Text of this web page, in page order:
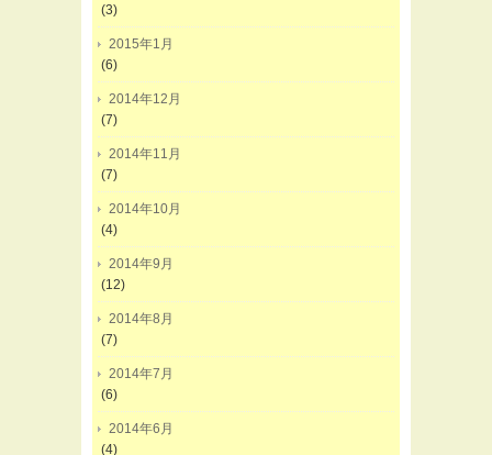
(3)
2015年1月
(6)
2014年12月
(7)
2014年11月
(7)
2014年10月
(4)
2014年9月
(12)
2014年8月
(7)
2014年7月
(6)
2014年6月
(4)